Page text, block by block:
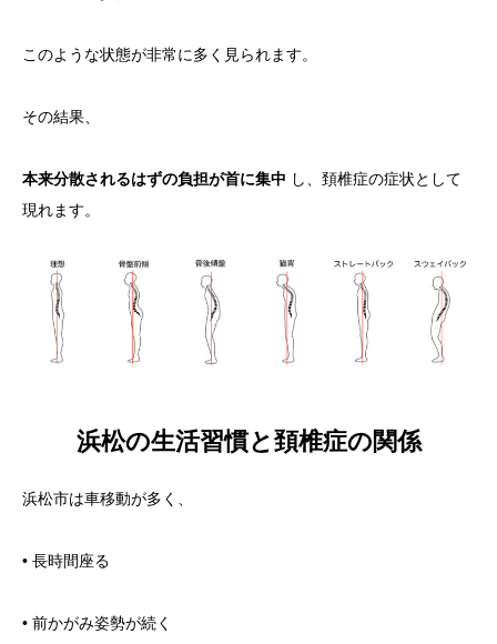
このような状態が非常に多く見られます。
その結果、
本来分散されるはずの負担が首に集中 し、頚椎症の症状として
現れます。
浜松の生活習慣と頚椎症の関係
浜松市は車移動が多く、
• 長時間座る
• 前かがみ姿勢が続く